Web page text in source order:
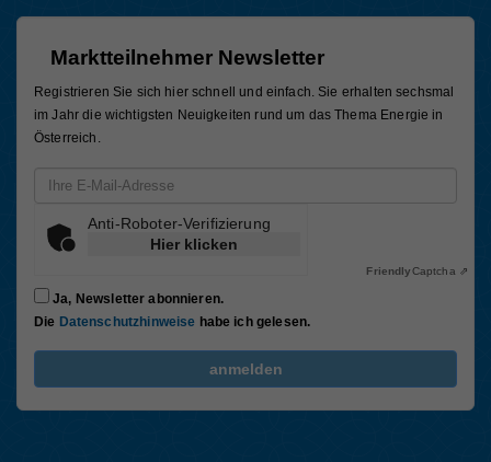
Marktteilnehmer Newsletter
Registrieren Sie sich hier schnell und einfach. Sie erhalten sechsmal
im Jahr die wichtigsten Neuigkeiten rund um das Thema Energie in
Österreich.
Email-Adresse
Anti-Roboter-Verifizierung
Hier klicken
FriendlyCaptcha ⇗
Ja, Newsletter abonnieren.
Die Datenschutzhinweise habe ich gelesen.
FriendlyCaptcha Checkbox (keine Interaktion)
anmelden